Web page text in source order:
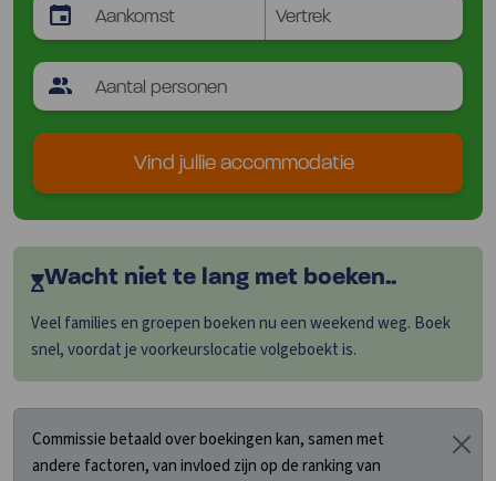
Vind jullie accommodatie
Wacht niet te lang met boeken..
Veel families en groepen boeken nu een weekend weg. Boek
snel, voordat je voorkeurslocatie volgeboekt is.
Commissie betaald over boekingen kan, samen met
andere factoren, van invloed zijn op de ranking van